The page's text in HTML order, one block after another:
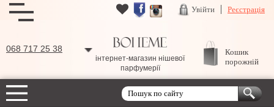
Увійти Реєстрація
068 717 25 38
інтернет-магазин нішевої
парфумерії
Кошик
порожній